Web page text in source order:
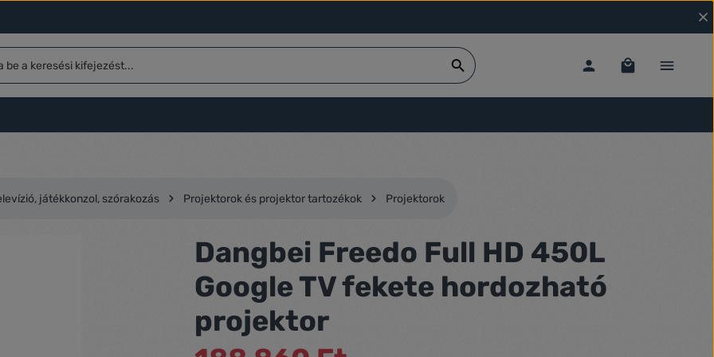
játékkonzol, szórakozás Projektorok és projektor tartozékok Projektorok
Dangbei Freedo Full HD 450L
Google TV fekete hordozható
projektor